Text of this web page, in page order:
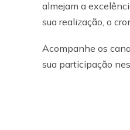
almejam a
sua realização, o
Acompanhe os
sua participação